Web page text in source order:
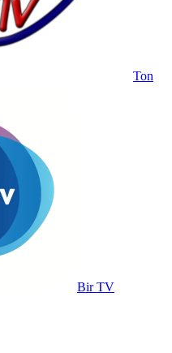
Ton
Bir TV